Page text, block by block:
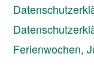
Ferienwochen,